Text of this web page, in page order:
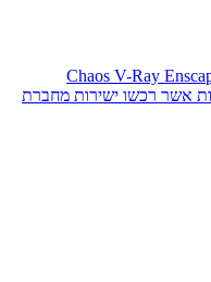
אשר רכשו ישירות מחברת